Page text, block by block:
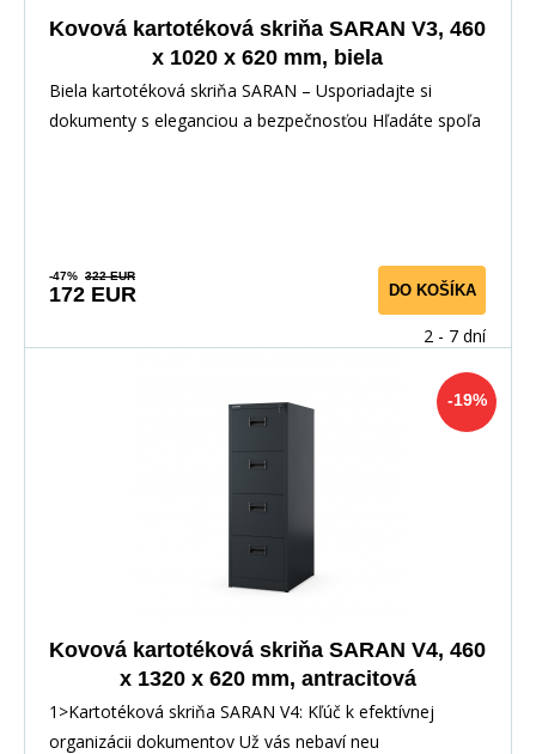
Kovová kartotéková skriňa SARAN V3, 460
x 1020 x 620 mm, biela
Biela kartotéková skriňa SARAN – Usporiadajte si
dokumenty s eleganciou a bezpečnosťou Hľadáte spoľa
-47% 322 EUR
172 EUR DO KOŠÍKA
2 - 7 dní
-19%
Kovová kartotéková skriňa SARAN V4, 460
x 1320 x 620 mm, antracitová
1>Kartotéková skriňa SARAN V4: Kľúč k efektívnej
organizácii dokumentov Už vás nebaví neu